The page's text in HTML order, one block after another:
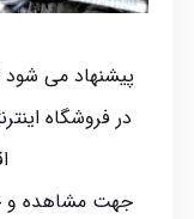
پیشنهاد می
در فروشگاه
جهت مشاهده و